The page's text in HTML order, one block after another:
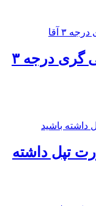
کلاس تئوری مربی گری درجه ۳
تپل داشته